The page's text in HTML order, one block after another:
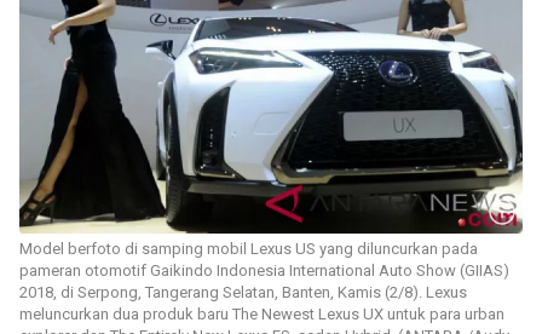
Model berfoto di samping mobil Lexus US yang diluncurkan pada
pameran otomotif Gaikindo Indonesia International Auto Show (GIIAS)
2018, di Serpong, Tangerang Selatan, Banten, Kamis (2/8). Lexus
meluncurkan dua produk baru The Newest Lexus UX untuk para urban